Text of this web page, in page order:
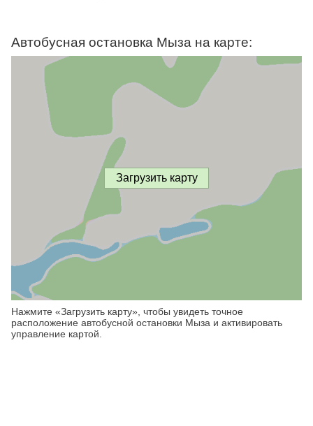
Автобусная остановка Мыза на карте:
Загрузить карту
Нажмите «Загрузить карту», чтобы увидеть точное
расположение автобусной остановки Мыза и активировать
управление картой.